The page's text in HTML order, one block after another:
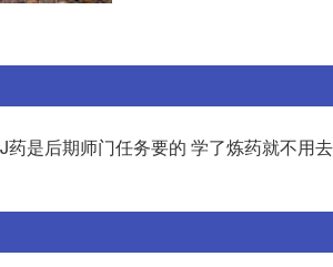
是后期师门任务要的 学了炼药就不用